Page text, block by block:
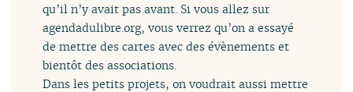
qu’il n’y avait pas avant. Si vous allez sur
agendadulibre.org, vous verrez qu’on a essayé
de mettre des cartes avec des évènements et
bientôt des associations.
Dans les petits projets, on voudrait aussi mettre